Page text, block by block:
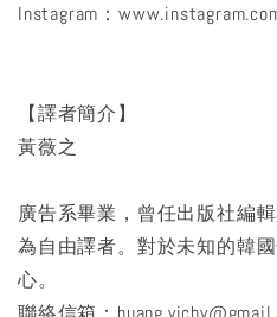
Instagram：
【譯者簡介】
黃薇之
廣告系畢業，曾任出版社編
為自由譯者。對於未知的韓
心。